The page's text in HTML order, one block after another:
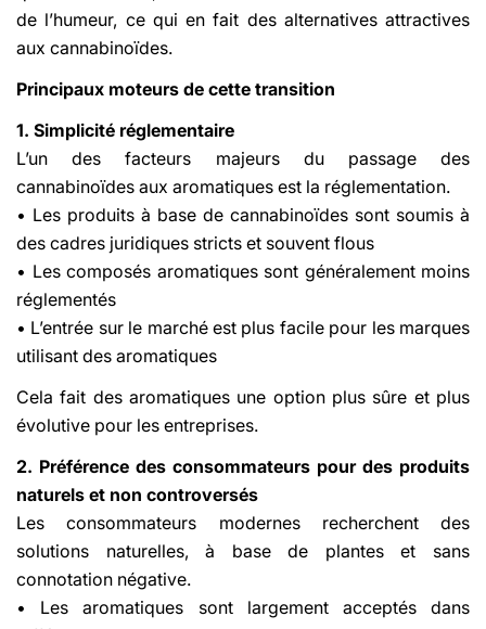
de l’humeur, ce qui en fait des alternatives attractives
aux cannabinoïdes.
Principaux moteurs de cette transition
1. Simplicité réglementaire
L’un des facteurs majeurs du passage des
cannabinoïdes aux aromatiques est la réglementation.
• Les produits à base de cannabinoïdes sont soumis à
des cadres juridiques stricts et souvent flous
• Les composés aromatiques sont généralement moins
réglementés
• L’entrée sur le marché est plus facile pour les marques
utilisant des aromatiques
Cela fait des aromatiques une option plus sûre et plus
évolutive pour les entreprises.
2. Préférence des consommateurs pour des produits
naturels et non controversés
Les consommateurs modernes recherchent des
solutions naturelles, à base de plantes et sans
connotation négative.
• Les aromatiques sont largement acceptés dans